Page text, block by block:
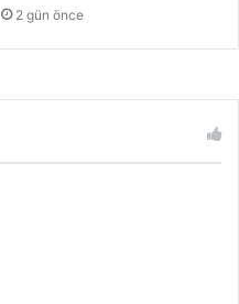
2 gün önce